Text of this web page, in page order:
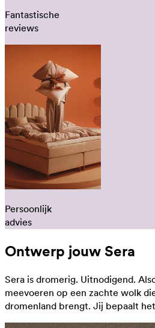
Fantastische
reviews
Persoonlijk
advies
Ontwerp jouw Sera
Sera is dromerig. Uitnodigend.
meevoeren op een zachte wolk
dromenland brengt. Jij bepaalt